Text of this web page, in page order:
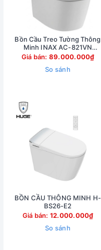
Bồn Cầu Treo Tường Thông
Minh INAX AC-821VN
(AC821VN)
Giá bán: 89.000.000₫
So sánh
BỒN CẦU THÔNG MINH H-
BS26-E2
Giá bán: 12.000.000₫
So sánh